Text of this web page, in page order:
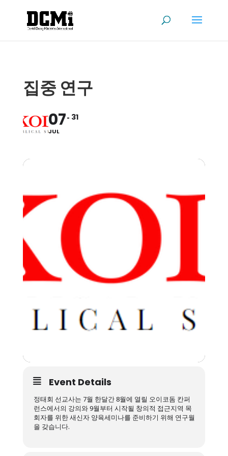
집중 연구
07
JUL
31
Event Details
정태회 선교사는 7월 한달간 8월에 열릴 오이코돔 칸퍼
런스에서의 강의와 9월부터 시작될 창의적 접근지역 목
회자를 위한 새신자 양육세미나를 준비하기 위해 연구월
을 갖습니다.